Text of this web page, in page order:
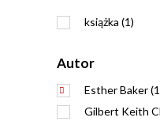
książka (1)
Autor
Esther Baker
Gilbert Keith